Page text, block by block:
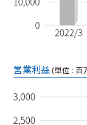
営業利益(単位 : 百